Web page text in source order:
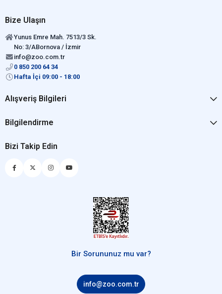
Bize Ulaşın
Yunus Emre Mah. 7513/3 Sk.
No: 3/ABornova / İzmir
info@zoo.com.tr
0 850 200 64 34
Hafta İçi 09:00 - 18:00
Alışveriş Bilgileri
Bilgilendirme
Bizi Takip Edin
Bir Sorununuz mu var?
info@zoo.com.tr